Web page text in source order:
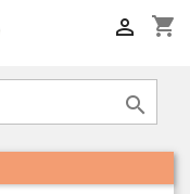
shopping_cart

